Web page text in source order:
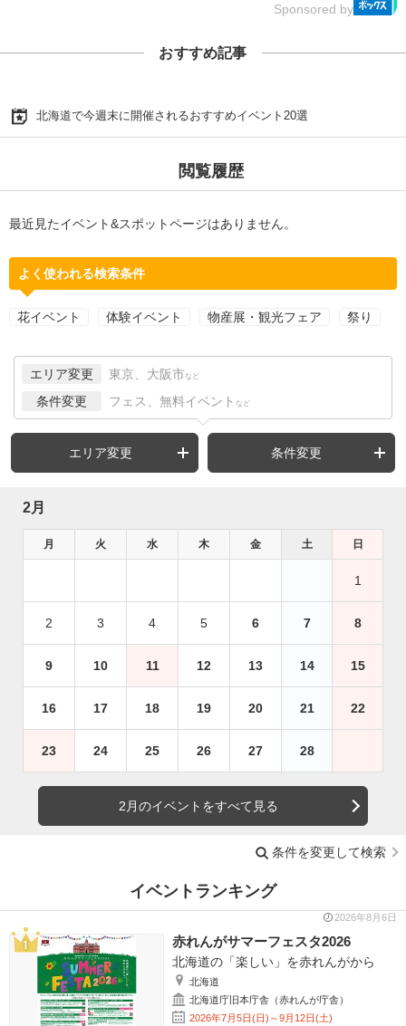
Sponsored by
おすすめ記事
北海道で今週末に開催されるおすすめイベント20選
閲覧履歴
最近見たイベント&スポットページはありません。
よく使われる検索条件
花イベント 体験イベント 物産展・観光フェア 祭り
エリア変更 東京、大阪市 など
条件変更 フェス、無料イベント など
エリア変更 条件変更
2月
月 火 水 木 金 土 日
1
2 3 4 5 6 7 8
9 10 11 12 13 14 15
16 17 18 19 20 21 22
23 24 25 26 27 28
2月のイベントをすべて見る
条件を変更して検索
イベントランキング
2026年8月6日
赤れんがサマーフェスタ2026
北海道の「楽しい」を赤れんがから
北海道
北海道庁旧本庁舎（赤れんが庁舎）
2026年7月5日(日)～9月12日(土)